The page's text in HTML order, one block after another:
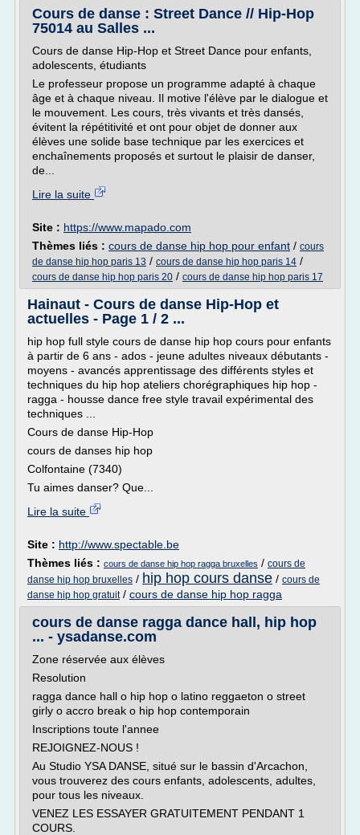
Cours de danse : Street Dance // Hip-Hop
75014 au Salles ...
Cours de danse Hip-Hop et Street Dance pour enfants,
adolescents, étudiants
Le professeur propose un programme adapté à chaque
âge et à chaque niveau. Il motive l'élève par le dialogue et
le mouvement. Les cours, très vivants et très dansés,
évitent la répétitivité et ont pour objet de donner aux
élèves une solide base technique par les exercices et
enchaînements proposés et surtout le plaisir de danser,
de...
Lire la suite
Site : https://www.mapado.com
Thèmes liés : cours de danse hip hop pour enfant / cours
de danse hip hop paris 13 / cours de danse hip hop paris 14 /
cours de danse hip hop paris 20 / cours de danse hip hop paris 17
Hainaut - Cours de danse Hip-Hop et
actuelles - Page 1 / 2 ...
hip hop full style cours de danse hip hop cours pour enfants
à partir de 6 ans - ados - jeune adultes niveaux débutants -
moyens - avancés apprentissage des différents styles et
techniques du hip hop ateliers chorégraphiques hip hop -
ragga - housse dance free style travail expérimental des
techniques ...
Cours de danse Hip-Hop
cours de danses hip hop
Colfontaine (7340)
Tu aimes danser? Que...
Lire la suite
Site : http://www.spectable.be
Thèmes liés : cours de danse hip hop ragga bruxelles / cours de
danse hip hop bruxelles / hip hop cours danse / cours de
danse hip hop gratuit/ cours de danse hip hop ragga
cours de danse ragga dance hall, hip hop
... - ysadanse.com
Zone réservée aux élèves
Resolution
ragga dance hall o hip hop o latino reggaeton o street
girly o accro break o hip hop contemporain
Inscriptions toute l'annee
REJOIGNEZ-NOUS !
Au Studio YSA DANSE, situé sur le bassin d'Arcachon,
vous trouverez des cours enfants, adolescents, adultes,
pour tous les niveaux.
VENEZ LES ESSAYER GRATUITEMENT PENDANT 1
COURS.